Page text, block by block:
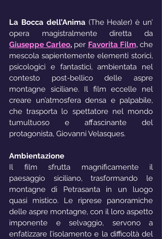
La Bocca dell’Anima (The Healer) è un’
Giuseppe Carleo, per Favorita Film, che
mescola sapientemente elementi storici,
psicologici e fantastici, ambientata nel
contesto post-bellico delle aspre
montagne siciliane. Il film eccelle nel
creare un’atmosfera densa e palpabile,
che trasporta lo spettatore nel mondo
tumultuoso e affascinante del
protagonista, Giovanni Velasques.
Ambientazione
Il film sfrutta magnificamente il
paesaggio siciliano, trasformando le
montagne di Petrasanta in un luogo
quasi mistico. Le riprese panoramiche
delle aspre montagne, con il loro aspetto
imponente e selvaggio, servono a
enfatizzare l’isolamento e la difficoltà del